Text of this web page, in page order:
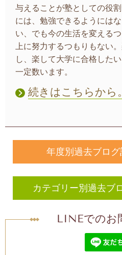
与えることが塾としての役
には、勉強できるようには
い、でも今の生活を変える
上に努力するつもりもない
し、楽して大学に合格した
一定数います。
続きはこちらから。
年度別過去ブロ
カテゴリー別過去ブ
LINEでのお